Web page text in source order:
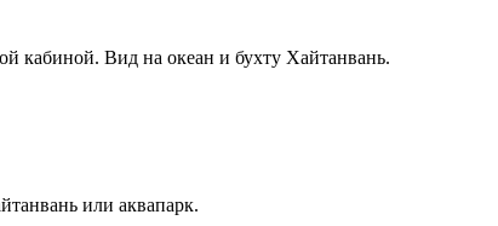
кабиной. Вид на океан и бухту Хайтанвань.
или аквапарк.